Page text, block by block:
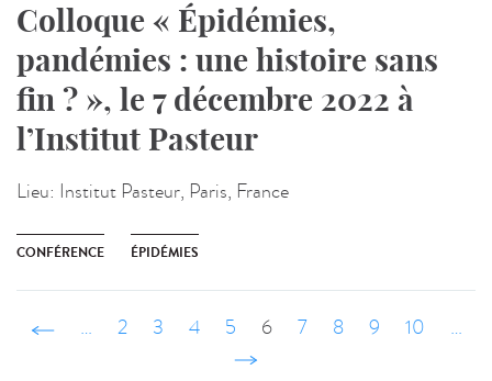
Colloque « Épidémies,
pandémies : une histoire sans
fin ? », le 7 décembre 2022 à
l’Institut Pasteur
Lieu: Institut Pasteur, Paris, France
CONFÉRENCE ÉPIDÉMIES
‹ précédent
… 2 3 4 5 6 7 8 9 10
…
suivant ›